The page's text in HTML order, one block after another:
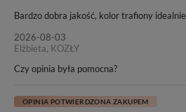
Bardzo dobra jakość, kolor trafiony
2026-08-03
Elżbieta, KOZŁY
Czy opinia była pomocna?
OPINIA POTWIERDZONA ZAKUPEM